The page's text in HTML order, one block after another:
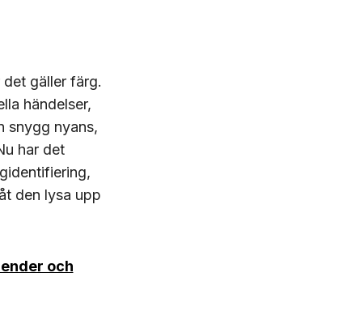
gäller färg.
händelser,
snygg nyans,
har det
den lysa upp
och